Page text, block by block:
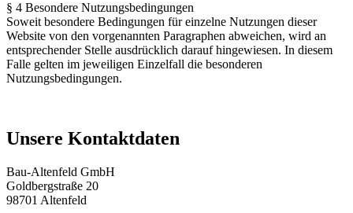
§ 4 Besondere Nutzungsbedingungen
Soweit besondere Bedingungen für einzelne Nutzungen dieser
Website von den vorgenannten Paragraphen abweichen, wird an
entsprechender Stelle ausdrücklich darauf hingewiesen. In diesem
Falle gelten im jeweiligen Einzelfall die besonderen
Nutzungsbedingungen.
Unsere Kontaktdaten
Bau-Altenfeld GmbH
Goldbergstraße 20
98701 Altenfeld